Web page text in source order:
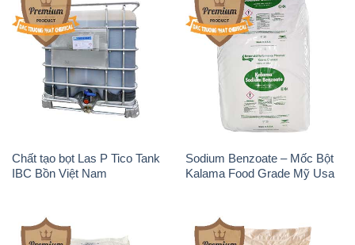
Chất tạo bọt Las P Tico Tank
IBC Bồn Việt Nam
Sodium Benzoate – Mốc Bột
Kalama Food Grade Mỹ Usa